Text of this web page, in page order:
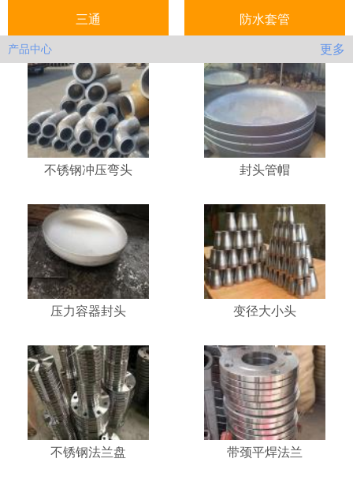
三通 防水套管
产品中心 更多
不锈钢冲压弯头 封头管帽
压力容器封头 变径大小头
不锈钢法兰盘 带颈平焊法兰